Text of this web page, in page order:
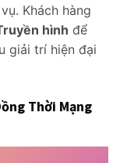
Khách hàng
hình để
giải trí hiện đại
Thời Mạng